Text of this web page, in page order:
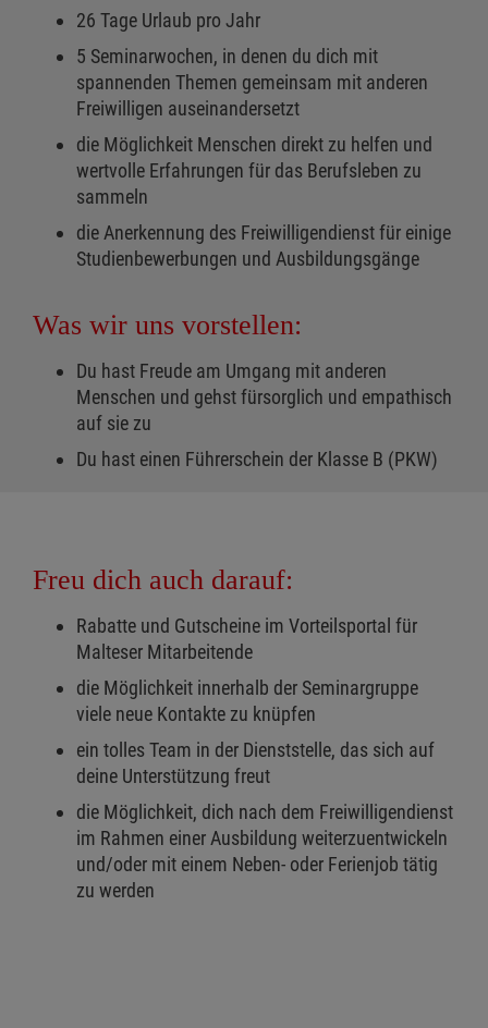
26 Tage Urlaub pro Jahr
5 Seminarwochen, in denen du dich mit
spannenden Themen gemeinsam mit anderen
Freiwilligen auseinandersetzt
die Möglichkeit Menschen direkt zu helfen und
wertvolle Erfahrungen für das Berufsleben zu
sammeln
die Anerkennung des Freiwilligendienst für einige
Studienbewerbungen und Ausbildungsgänge
Was wir uns vorstellen:
Du hast Freude am Umgang mit anderen
Menschen und gehst fürsorglich und empathisch
auf sie zu
Du hast einen Führerschein der Klasse B (PKW)
Freu dich auch darauf:
Rabatte und Gutscheine im Vorteilsportal für
Malteser Mitarbeitende
die Möglichkeit innerhalb der Seminargruppe
viele neue Kontakte zu knüpfen
ein tolles Team in der Dienststelle, das sich auf
deine Unterstützung freut
die Möglichkeit, dich nach dem Freiwilligendienst
im Rahmen einer Ausbildung weiterzuentwickeln
und/oder mit einem Neben- oder Ferienjob tätig
zu werden